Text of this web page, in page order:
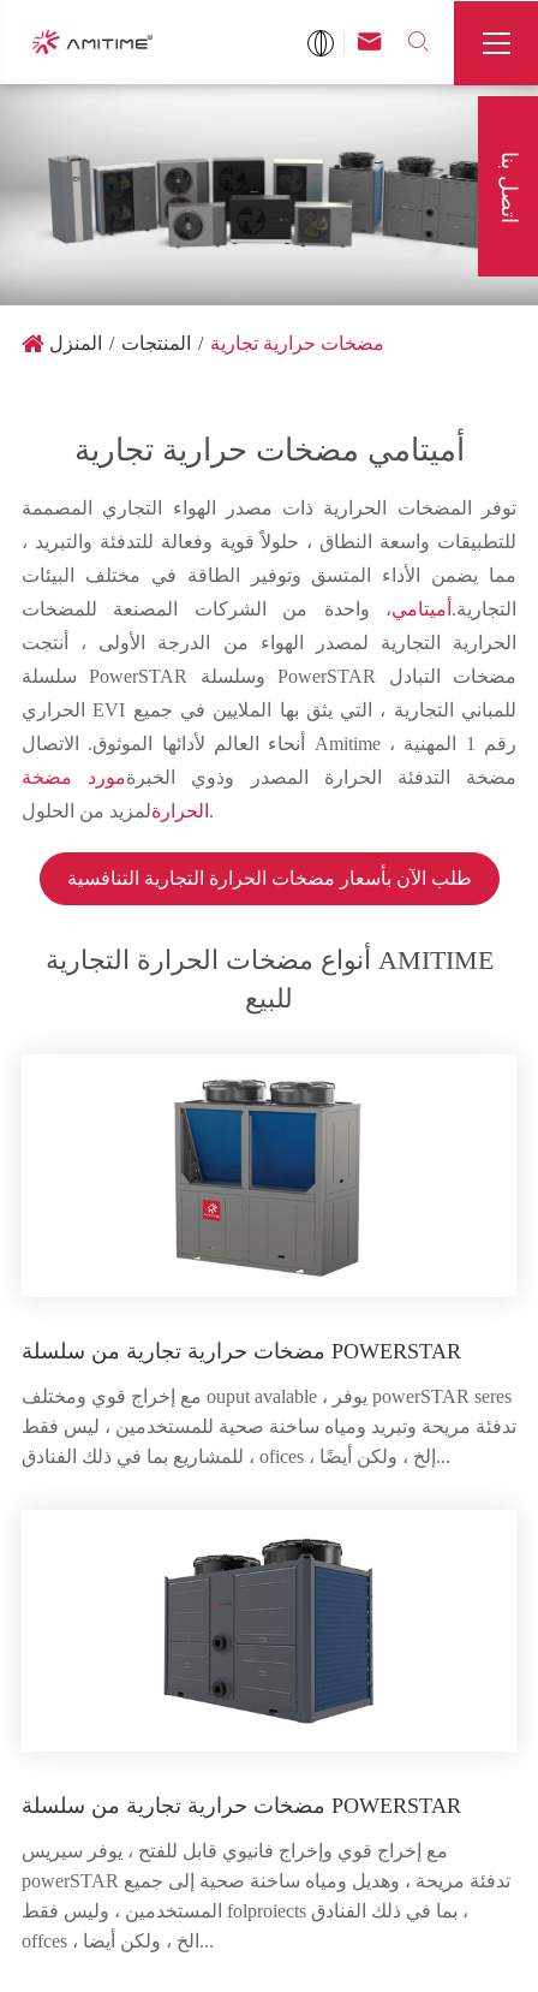
 

المنزل المنتجات مضخات حرارية تجارية
أميتامي مضخات حرارية تجارية
توفر المضخات الحرارية ذات مصدر الهواء التجاري المصممة
للتطبيقات واسعة النطاق ، حلولاً قوية وفعالة للتدفئة والتبريد ،
مما يضمن الأداء المتسق وتوفير الطاقة في مختلف البيئات
التجارية. أميتامي، واحدة من الشركات المصنعة للمضخات
الحرارية التجارية لمصدر الهواء من الدرجة الأولى ، أنتجت
سلسلة PowerSTAR وسلسلة PowerSTAR مضخات التبادل
الحراري EVI للمباني التجارية ، التي يثق بها الملايين في جميع
أنحاء العالم لأدائها الموثوق. الاتصال Amitime ، رقم 1 المهنية
مضخة التدفئة الحرارة المصدر وذوي الخبرةمورد مضخة
الحرارة لمزيد من الحلول.
طلب الآن بأسعار مضخات الحرارة التجارية التنافسية
أنواع مضخات الحرارة التجارية AMITIME
للبيع
مضخات حرارية تجارية من سلسلة POWERSTAR
مع إخراج قوي ومختلف ouput avalable ، يوفر powerSTAR seres
تدفئة مريحة وتبريد ومياه ساخنة صحية للمستخدمين ، ليس فقط
للمشاريع بما في ذلك الفنادق ، ofices ، إلخ ، ولكن أيضًا...
مضخات حرارية تجارية من سلسلة POWERSTAR
مع إخراج قوي وإخراج فانيوي قابل للفتح ، يوفر سيريس
powerSTAR تدفئة مريحة ، وهديل ومياه ساخنة صحية إلى جميع
المستخدمين ، وليس فقط folproiects بما في ذلك الفنادق ،
offces ، الخ ، ولكن أيضا...
اتصل بنا